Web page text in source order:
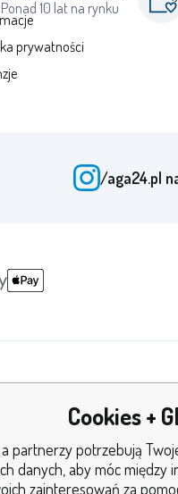
Ponad 10 lat na rynku
prywatności
/aga24.pl
Cookies +
a partnerzy potrzebują
danych, aby móc między
zainteresowań za